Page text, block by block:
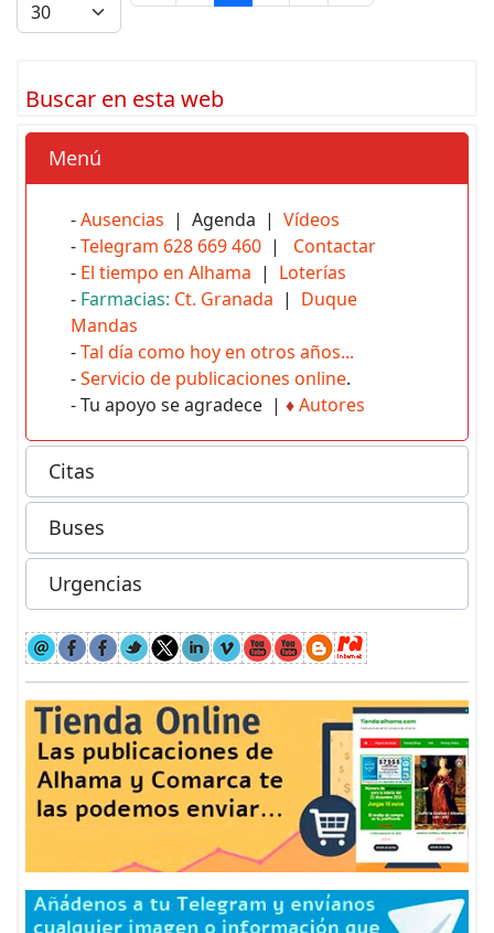
Buscar en esta web
Menú
-Ausencias | Agenda | Vídeos
-Telegram 628 669 460 | Contactar
- El tiempo en Alhama | Loterías
- Farmacias: Ct. Granada | Duque
Mandas
-Tal día como hoy en otros años...
-Servicio de publicaciones online.
- Tu apoyo se agradece | ♦Autores
Citas
Buses
Urgencias